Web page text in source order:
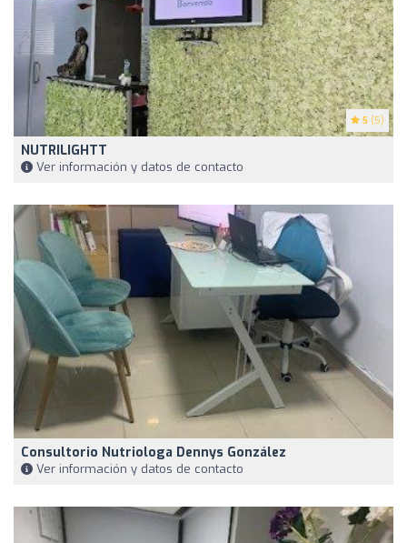
5 (5)
NUTRILIGHTT
Ver información y datos de contacto
Consultorio Nutriologa Dennys González
Ver información y datos de contacto